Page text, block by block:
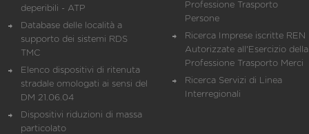
deperibili - ATP
Database delle località a
supporto dei sistemi RDS
TMC
Elenco dispositivi di ritenuta
stradale omologati ai sensi del
DM 21.06.04
Dispositivi riduzioni di massa
particolato
Professione Trasporto
Persone
Ricerca Imprese iscritte REN
Autorizzate all'Esercizio della
Professione Trasporto Merci
Ricerca Servizi di Linea
Interregionali